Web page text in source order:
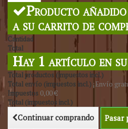
BuscarProducto
a su carrito de
Cantidad
Total
Hay 1 artículo en
Total productos (impuestos incl.)
Total envío (impuestos incl.) ¡Envío
Impuestos 0,00 €
Total (impuestos incl.)
Continuar comprando Pasar